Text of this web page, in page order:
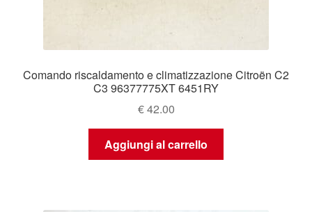
Comando riscaldamento e climatizzazione Citroën C2
C3 96377775XT 6451RY
€42.00
Aggiungi al carrello